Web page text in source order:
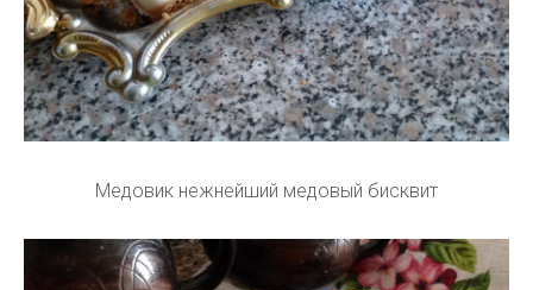
Медовик нежнейший медовый бисквит